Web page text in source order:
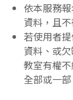
依本服務
資料，且
若使用者
資料、或
教室有權
全部或一部